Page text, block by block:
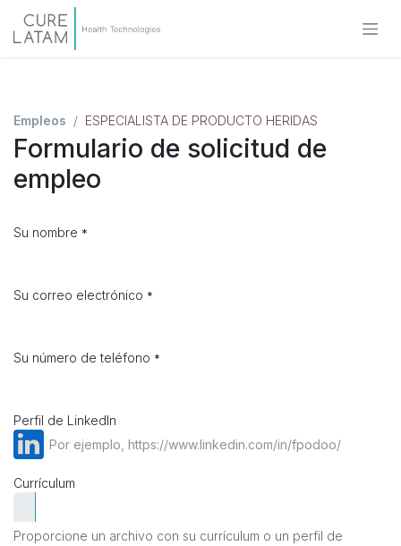
Empleos ESPECIALISTA DE PRODUCTO HERIDAS
Formulario de solicitud de
empleo
Su nombre *
Su correo electrónico *
Su número de teléfono *
Perfil de LinkedIn
Currículum
Proporcione un archivo con su currículum o un perfil de